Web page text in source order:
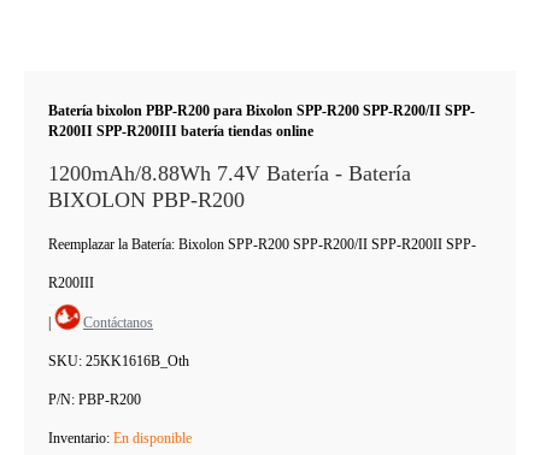
Batería bixolon PBP-R200 para Bixolon SPP-R200 SPP-R200/II SPP-
R200II SPP-R200III batería tiendas online
1200mAh/8.88Wh 7.4V Batería - Batería
BIXOLON PBP-R200
Reemplazar la Batería: Bixolon SPP-R200 SPP-R200/II SPP-R200II SPP-
R200III
Contáctanos
SKU: 25KK1616B_Oth
P/N: PBP-R200
Inventario: En disponible